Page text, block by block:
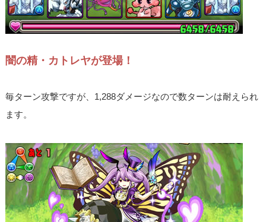
闇の精・カトレヤが登場！
毎ターン攻撃ですが、1,288ダメージなので数ターンは耐えられ
ます。